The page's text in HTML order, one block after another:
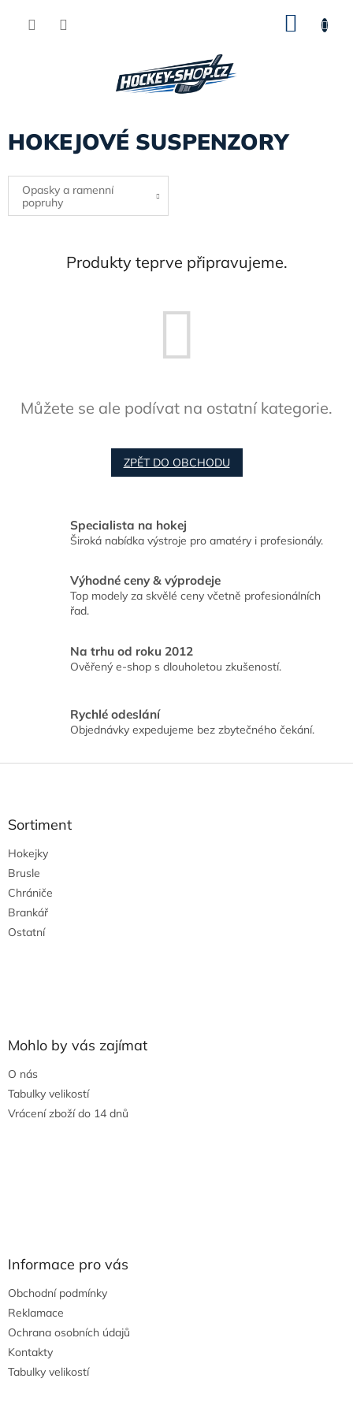
HOKEJOVÉ SUSPENZORY
Opasky a ramenní
popruhy
Produkty teprve připravujeme.
Můžete se ale podívat na ostatní kategorie.
ZPĚT DO OBCHODU
Specialista na hokej
Široká nabídka výstroje pro amatéry i profesionály.
Výhodné ceny & výprodeje
Top modely za skvělé ceny včetně profesionálních
řad.
Na trhu od roku 2012
Ověřený e-shop s dlouholetou zkušeností.
Rychlé odeslání
Objednávky expedujeme bez zbytečného čekání.
Sortiment
Hokejky
Brusle
Chrániče
Brankář
Ostatní
Mohlo by vás zajímat
O nás
Tabulky velikostí
Vrácení zboží do 14 dnů
Informace pro vás
Obchodní podmínky
Reklamace
Ochrana osobních údajů
Kontakty
Tabulky velikostí